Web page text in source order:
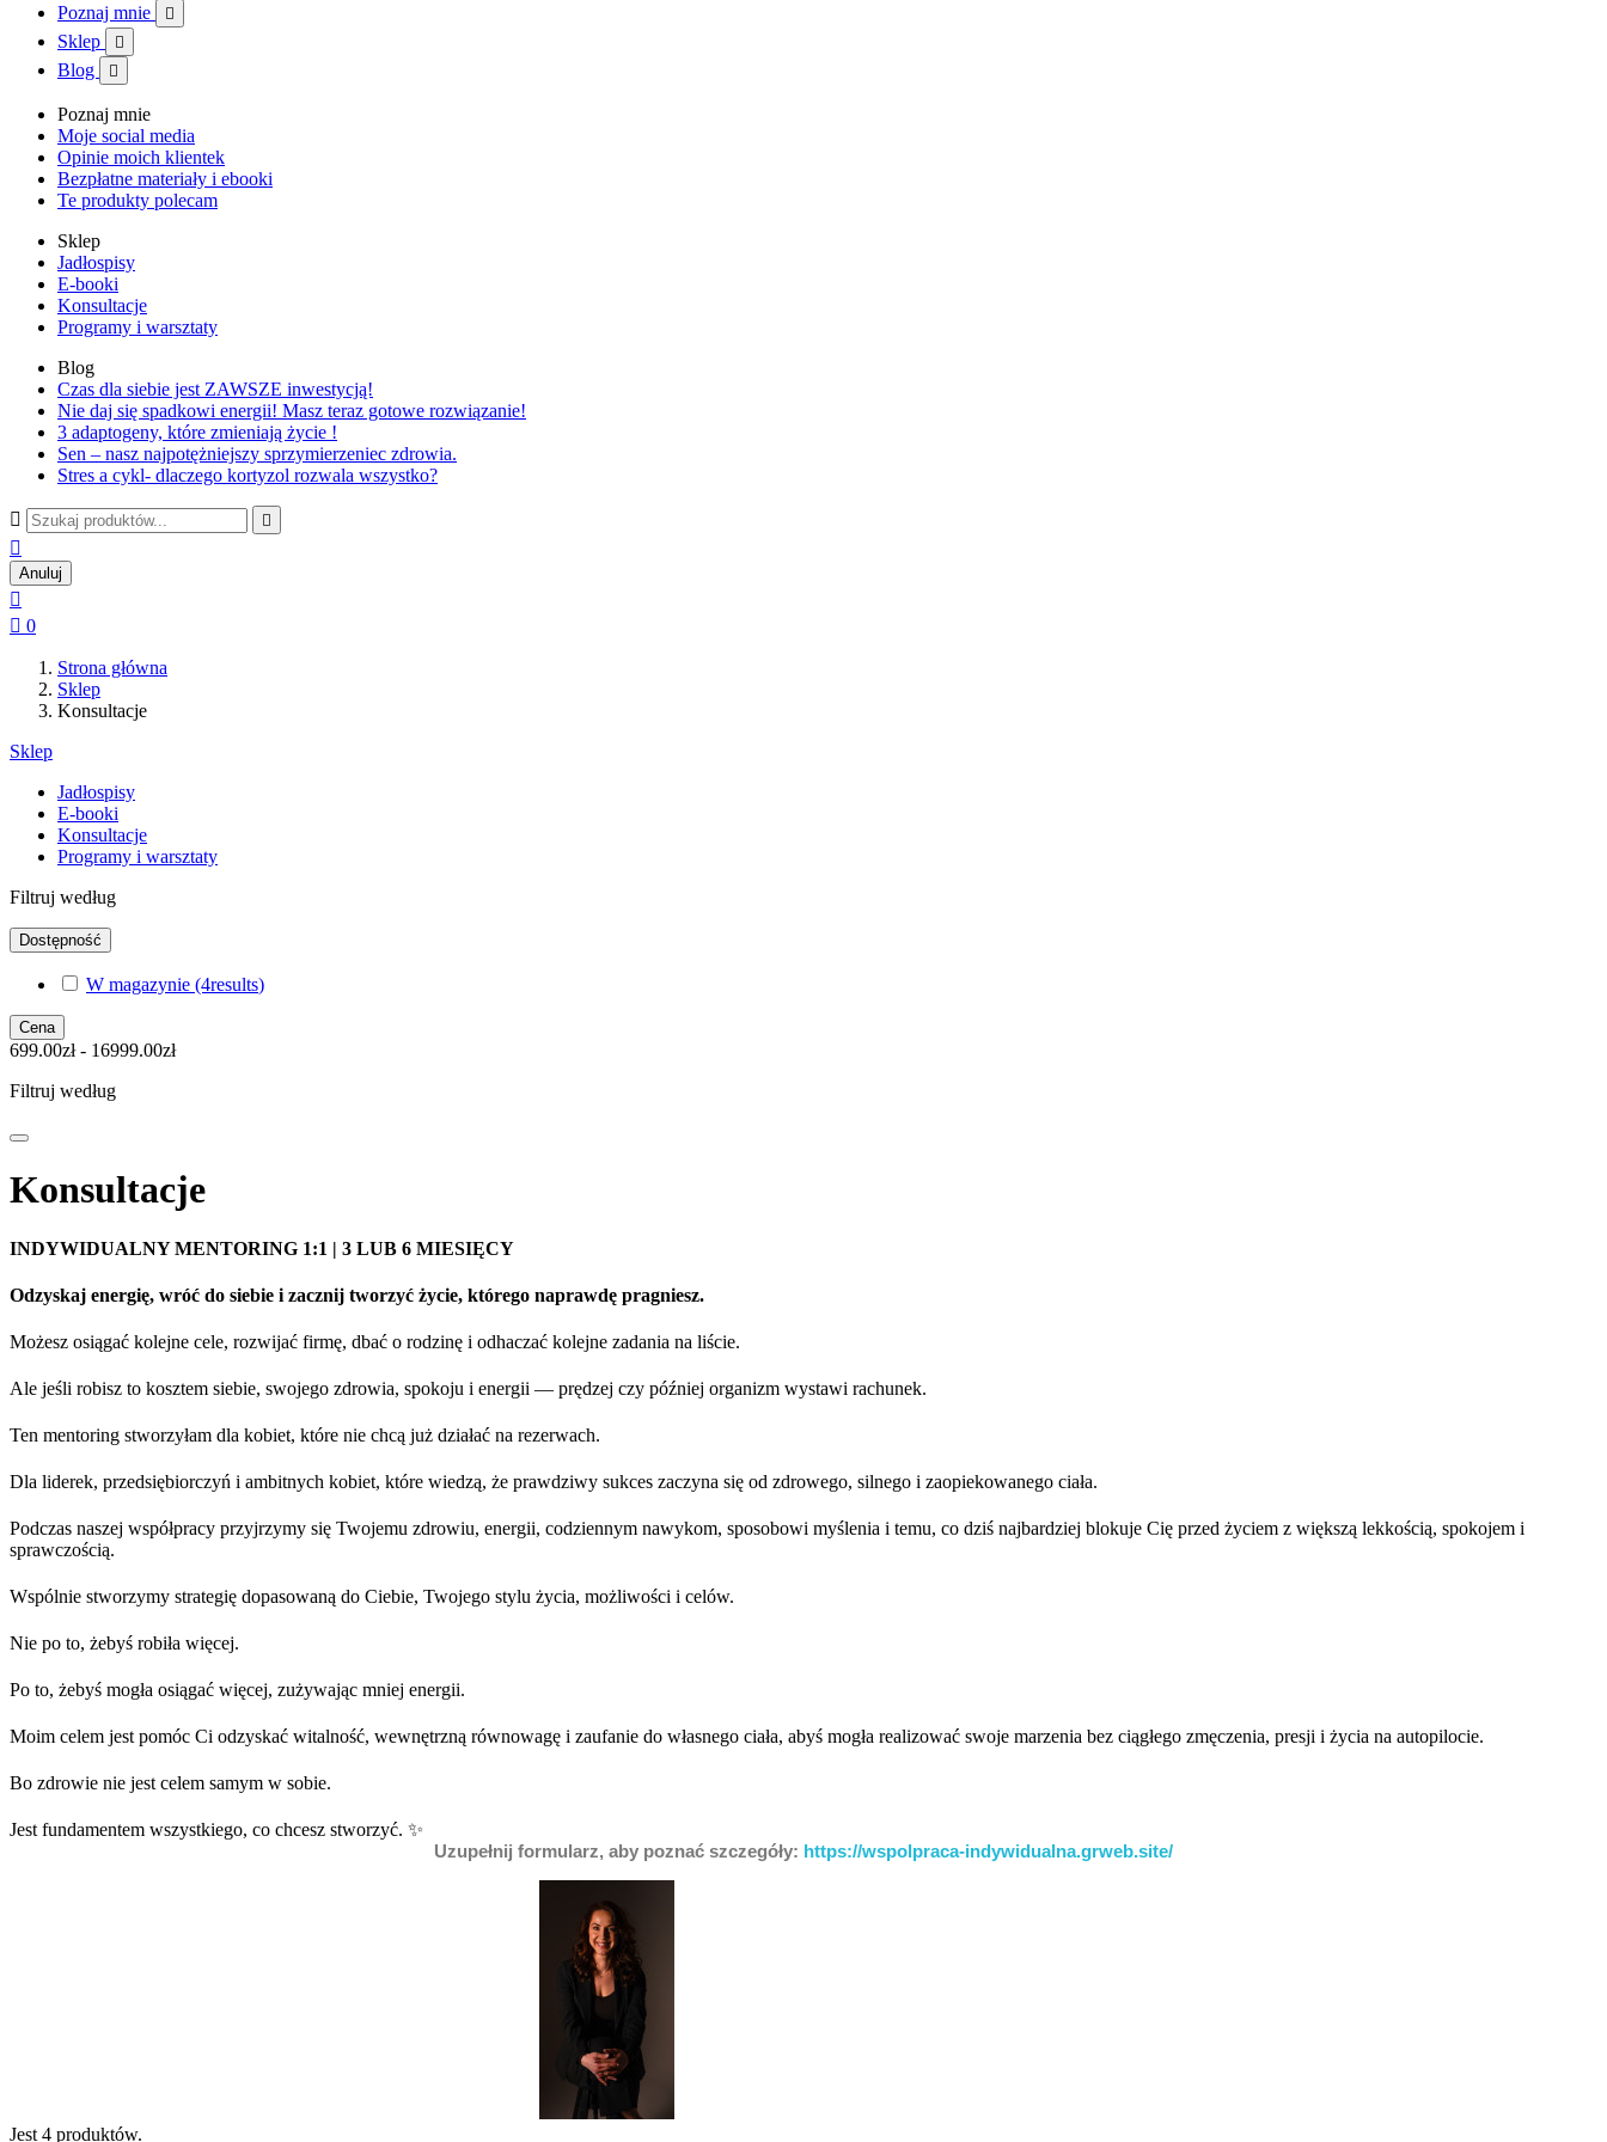
Poznaj mnie 
Sklep 
Blog 
Poznaj mnie
Moje social media
Opinie moich klientek
Bezpłatne materiały i ebooki
Te produkty polecam
Sklep
Jadłospisy
E-booki
Konsultacje
Programy i warsztaty
Blog
Czas dla siebie jest ZAWSZE inwestycją!
Nie daj się spadkowi energii! Masz teraz gotowe rozwiązanie!
3 adaptogeny, które zmieniają życie !
Sen – nasz najpotężniejszy sprzymierzeniec zdrowia.
Stres a cykl- dlaczego kortyzol rozwala wszystko?
 

Anuluj

 0
Strona główna
Sklep
Konsultacje
Sklep
Jadłospisy
E-booki
Konsultacje
Programy i warsztaty
Filtruj według
Dostępność
W magazynie (4results)
Cena
699.00zł - 16999.00zł
Filtruj według
Konsultacje
INDYWIDUALNY MENTORING 1:1 | 3 LUB 6 MIESIĘCY
Odzyskaj energię, wróć do siebie i zacznij tworzyć życie, którego naprawdę pragniesz.
Możesz osiągać kolejne cele, rozwijać firmę, dbać o rodzinę i odhaczać kolejne zadania na liście.
Ale jeśli robisz to kosztem siebie, swojego zdrowia, spokoju i energii — prędzej czy później organizm wystawi rachunek.
Ten mentoring stworzyłam dla kobiet, które nie chcą już działać na rezerwach.
Dla liderek, przedsiębiorczyń i ambitnych kobiet, które wiedzą, że prawdziwy sukces zaczyna się od zdrowego, silnego i zaopiekowanego ciała.
Podczas naszej współpracy przyjrzymy się Twojemu zdrowiu, energii, codziennym nawykom, sposobowi myślenia i temu, co dziś najbardziej blokuje Cię przed życiem z większą lekkością, spokojem i
sprawczością.
Wspólnie stworzymy strategię dopasowaną do Ciebie, Twojego stylu życia, możliwości i celów.
Nie po to, żebyś robiła więcej.
Po to, żebyś mogła osiągać więcej, zużywając mniej energii.
Moim celem jest pomóc Ci odzyskać witalność, wewnętrzną równowagę i zaufanie do własnego ciała, abyś mogła realizować swoje marzenia bez ciągłego zmęczenia, presji i życia na autopilocie.
Bo zdrowie nie jest celem samym w sobie.
Jest fundamentem wszystkiego, co chcesz stworzyć. ✨
Uzupełnij formularz, aby poznać szczegóły: https://wspolpraca-indywidualna.grweb.site/
Jest 4 produktów.